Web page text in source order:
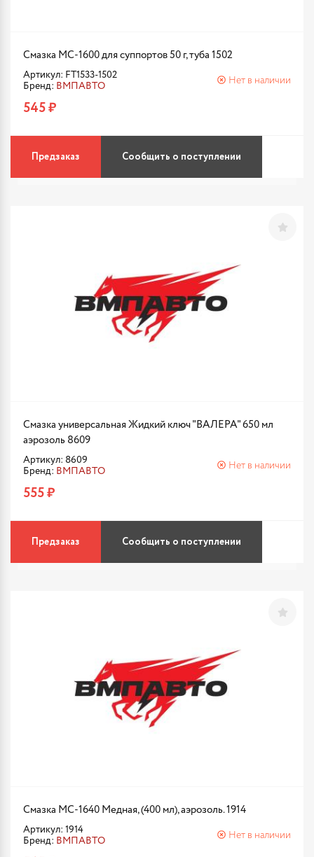
Смазка МС-1600 для суппортов 50 г, туба 1502
Артикул: FT1533-1502
Бренд: ВМПАВТО
Нет в наличии
545 ₽
Предзаказ Сообщить о поступлении
Смазка универсальная Жидкий ключ "ВАЛЕРА" 650 мл
аэрозоль 8609
Артикул: 8609
Бренд: ВМПАВТО
Нет в наличии
555 ₽
Предзаказ Сообщить о поступлении
Смазка МС-1640 Медная, (400 мл), аэрозоль. 1914
Артикул: 1914
Бренд: ВМПАВТО
Нет в наличии